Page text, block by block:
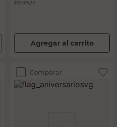
$90.074,39
Agregar al carrito
Comparar